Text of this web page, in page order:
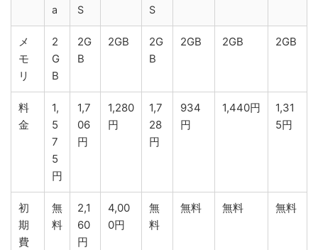
a
S
S
メ
モ
リ
2
G
B
2G
B
2GB
2G
B
2GB 2GB 2GB
料
金
1,
5
7
5
円
1,7
06
円
1,280
円
1,7
28
円
934
円
1,440円
1,31
5円
初
期
費
無
料
2,1
60
円
4,00
0円
無
料
無料 無料 無料